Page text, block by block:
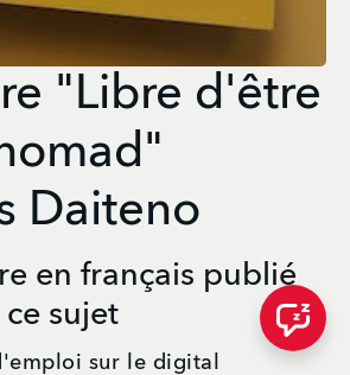
"Libre d'être
Daiteno
en français publié
ce sujet
sur le digital